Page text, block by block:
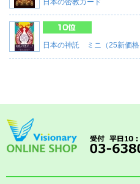
日本の密教カード
日本の神託 ミニ（25新価格